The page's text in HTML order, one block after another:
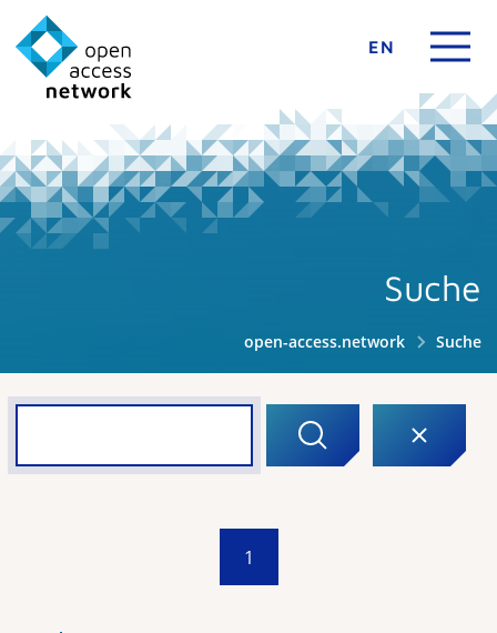
EN
Suche
open-access.network Suche
1